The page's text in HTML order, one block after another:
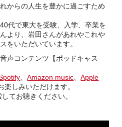
からの人生を豊かに過ごすため
代で東大を受験、入学、卒業を
より、岩田さんがあれやこれや
をいただいています。
声コンテンツ【ポッドキャス
、Amazon music 、Apple
楽しみいただけます。
てお聴きください。